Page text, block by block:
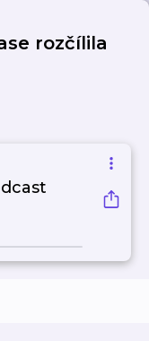
rozčílila